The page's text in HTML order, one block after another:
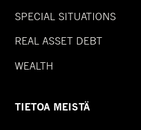
SPECIAL SITUATIONS
REAL ASSET DEBT
WEALTH
TIETOA MEISTÄ